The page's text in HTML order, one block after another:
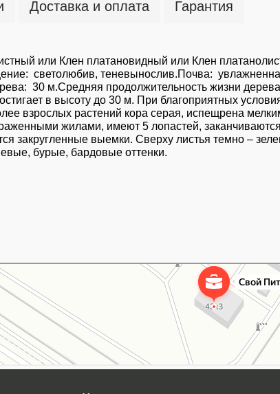
Доставка и оплата Гарантия
или Клен платановидный или Клен
светолюбив, теневынослив.Почва:
30 м.Средняя продолжительность жизни
в высоту до 30 м. При благоприятных
взрослых растений кора серая, испещрена
жилами, имеют 5 лопастей,
закругленные выемки. Сверху листья темно –
бурые, бардовые оттенки.